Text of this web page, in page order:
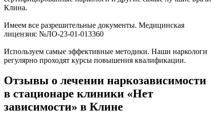
Клина.
Имеем все разрешительные документы. Медицинская
лицензия: №ЛО-23-01-013360
Используем самые эффективные методики. Наши наркологи
регулярно проходят курсы повышения квалификации.
Отзывы о лечении наркозависимости
в стационаре клиники «Нет
зависимости» в Клине